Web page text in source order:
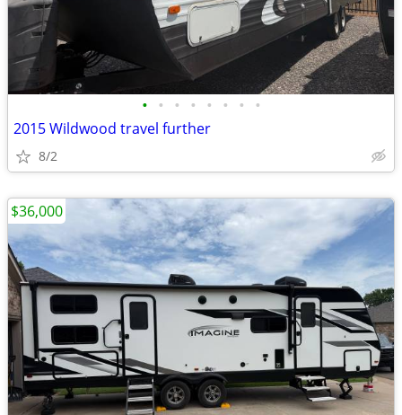
• • • • • • • •
2015 Wildwood travel further
8/2
$36,000